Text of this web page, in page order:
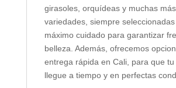
girasoles, orquídeas y muchas más
variedades, siempre
máximo cuidado para garantizar
belleza. Además, ofrecemos
entrega rápida en Cali, para que
llegue a tiempo y en perfectas